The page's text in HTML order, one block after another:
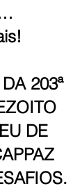
203ª
DE